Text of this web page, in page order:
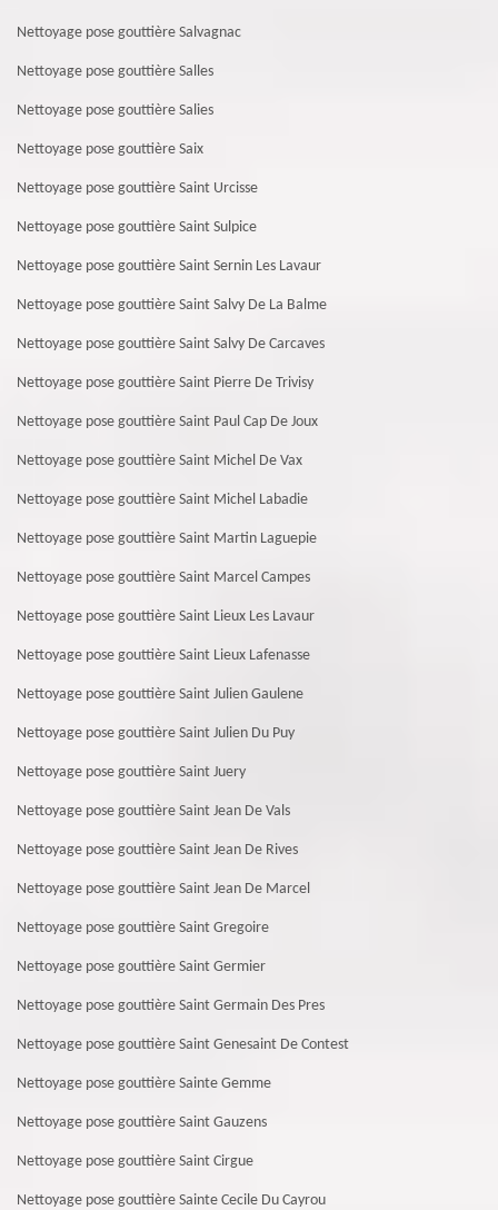
Nettoyage pose gouttière Salvagnac
Nettoyage pose gouttière Salles
Nettoyage pose gouttière Salies
Nettoyage pose gouttière Saix
Nettoyage pose gouttière Saint Urcisse
Nettoyage pose gouttière Saint Sulpice
Nettoyage pose gouttière Saint Sernin Les Lavaur
Nettoyage pose gouttière Saint Salvy De La Balme
Nettoyage pose gouttière Saint Salvy De Carcaves
Nettoyage pose gouttière Saint Pierre De Trivisy
Nettoyage pose gouttière Saint Paul Cap De Joux
Nettoyage pose gouttière Saint Michel De Vax
Nettoyage pose gouttière Saint Michel Labadie
Nettoyage pose gouttière Saint Martin Laguepie
Nettoyage pose gouttière Saint Marcel Campes
Nettoyage pose gouttière Saint Lieux Les Lavaur
Nettoyage pose gouttière Saint Lieux Lafenasse
Nettoyage pose gouttière Saint Julien Gaulene
Nettoyage pose gouttière Saint Julien Du Puy
Nettoyage pose gouttière Saint Juery
Nettoyage pose gouttière Saint Jean De Vals
Nettoyage pose gouttière Saint Jean De Rives
Nettoyage pose gouttière Saint Jean De Marcel
Nettoyage pose gouttière Saint Gregoire
Nettoyage pose gouttière Saint Germier
Nettoyage pose gouttière Saint Germain Des Pres
Nettoyage pose gouttière Saint Genesaint De Contest
Nettoyage pose gouttière Sainte Gemme
Nettoyage pose gouttière Saint Gauzens
Nettoyage pose gouttière Saint Cirgue
Nettoyage pose gouttière Sainte Cecile Du Cayrou